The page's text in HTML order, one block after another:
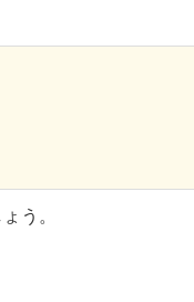
う。